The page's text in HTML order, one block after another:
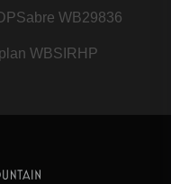
Sabre WB29836
WBSIRHP